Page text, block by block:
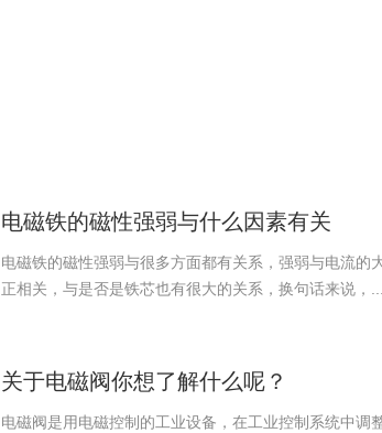
电磁铁的磁性强弱与什么因素有关
电磁铁的磁性强弱与很多方面都有关系，强弱与电流的
正相关，与是否是铁芯也有很大的关系，换句话来说，...
关于电磁阀你想了解什么呢？
电磁阀是用电磁控制的工业设备，在工业控制系统中调